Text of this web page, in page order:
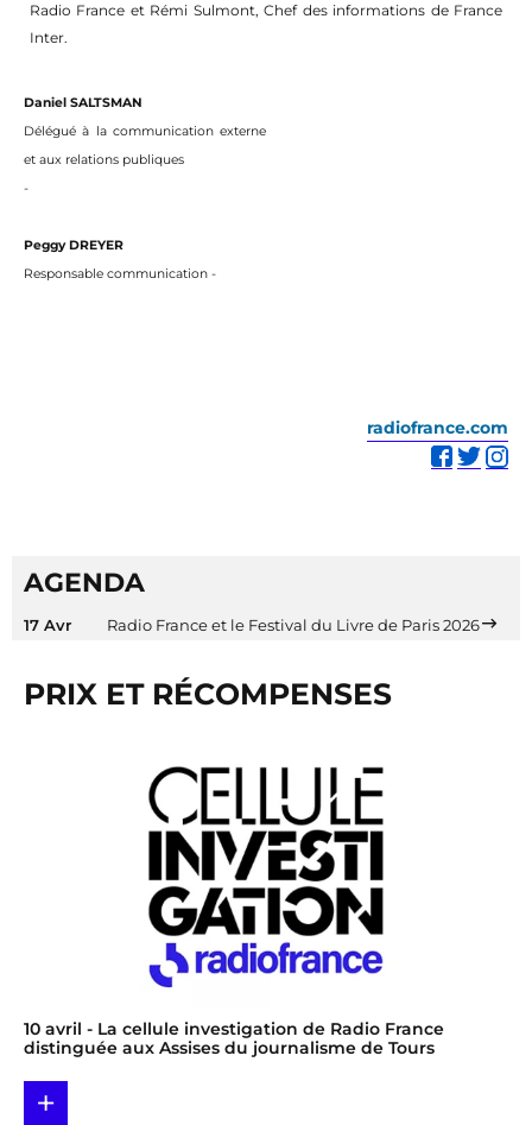
Radio France et Rémi Sulmont, Chef des informations de France
Inter.
Daniel SALTSMAN
Délégué à la communication externe
et aux relations publiques
-
Peggy DREYER
Responsable communication -
radiofrance.com
AGENDA
17 Avr Radio France et le Festival du Livre de Paris 2026
PRIX ET RÉCOMPENSES
10 avril - La cellule investigation de Radio France
distinguée aux Assises du journalisme de Tours
+